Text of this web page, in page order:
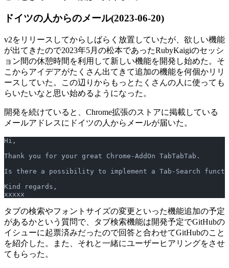
ドイツの人からのメール(2023-06-20)
v2をリリースしてからしばらく放置していたが、欲しい機能
が出てきたので2023年5月の松本であったRubyKaigiのセッシ
ョン間の休憩時間を利用して新しい機能を開発し始めた。そ
こからアイデアがたくさん出てきて追加の機能を何個かリリ
ースしていた。この辺りからもっとたくさんの人に使っても
らいたいなと思い始めるようになった。
開発を続けていると、Chrome拡張のストアに掲載している
メールアドレスにドイツの人からメールが届いた。
Hi,
Thank you for your great Chrome-AddOn TabTabTab.
Is there a possibility to implement a Tab-Search
Kind regards,
xxxxx
タブの検索やフォントサイズの変更といった機能追加の予定
があるかという質問で、タブ検索機能は開発予定でGitHubの
イシューに起票済みだったので回答と合わせてGitHubのこと
を紹介した。また、それと一緒にユーザーヒアリングをさせ
てもらった。